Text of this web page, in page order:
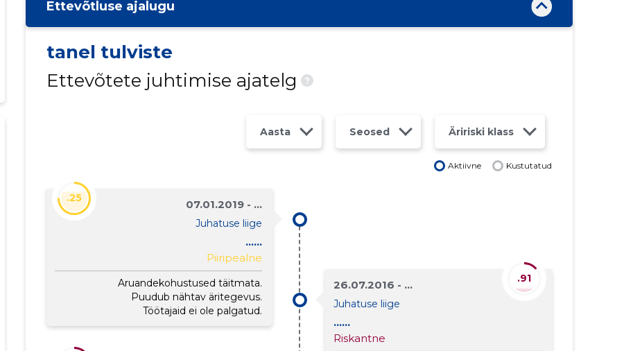
Ettevõtluse ajalugu
tanel tulviste
Ettevõtete juhtimise ajatelg
?
Aasta Seosed Äririski klass
Aktiivne Kustutatud
07.01.2019 - ...
Juhatuse liige
......
Piiripealne
Aruandekohustused täitmata.
Puudub nähtav äritegevus.
Töötajaid ei ole palgatud.
.25
26.07.2016 - ...
Juhatuse liige
......
Riskantne
.91